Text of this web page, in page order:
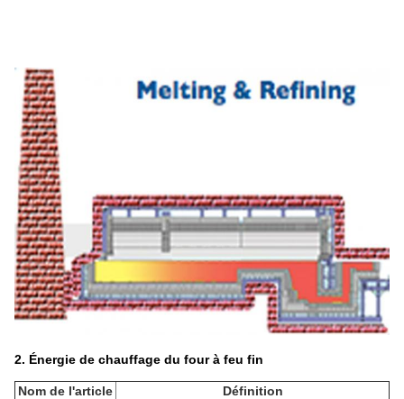
2. Énergie de chauffage du four à feu fin
Nom de l'article
Définition